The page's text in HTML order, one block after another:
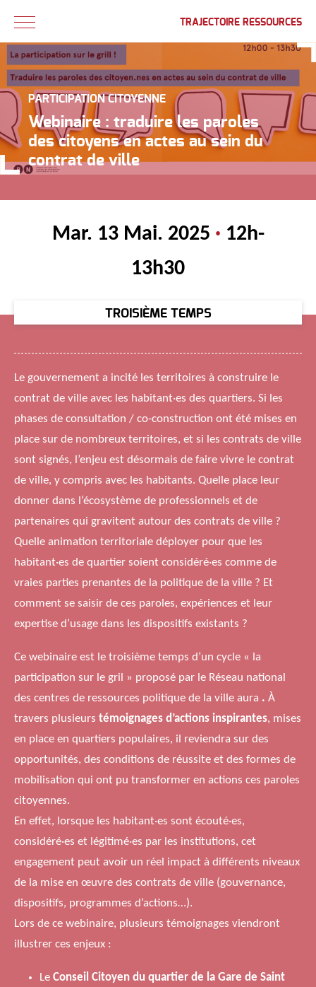
PARTICIPATION CITOYENNE
Webinaire : traduire les paroles
des citoyens en actes au sein du
contrat de ville
Mar. 13 Mai. 2025 · 12h-
13h30
TROISIÈME TEMPS
Le gouvernement a incité les territoires à construire le
contrat de ville avec les habitant·es des quartiers. Si les
phases de consultation / co-construction ont été mises en
place sur de nombreux territoires, et si les contrats de ville
sont signés, l’enjeu est désormais de faire vivre le contrat
de ville, y compris avec les habitants. Quelle place leur
donner dans l’écosystème de professionnels et de
partenaires qui gravitent autour des contrats de ville ?
Quelle animation territoriale déployer pour que les
habitant·es de quartier soient considéré·es comme de
vraies parties prenantes de la politique de la ville ? Et
comment se saisir de ces paroles, expériences et leur
expertise d’usage dans les dispositifs existants ?
Ce webinaire est le troisième temps d’un cycle « la
participation sur le gril » proposé par le Réseau national
des centres de ressources politique de la ville aura . À
travers plusieurs témoignages d’actions inspirantes, mises
en place en quartiers populaires, il reviendra sur des
opportunités, des conditions de réussite et des formes de
mobilisation qui ont pu transformer en actions ces paroles
citoyennes.
En effet, lorsque les habitant·es sont écouté·es,
considéré·es et légitimé·es par les institutions, cet
engagement peut avoir un réel impact à différents niveaux
de la mise en œuvre des contrats de ville (gouvernance,
dispositifs, programmes d’actions…).
Lors de ce webinaire, plusieurs témoignages viendront
illustrer ces enjeux :
Le Conseil Citoyen du quartier de la Gare de Saint
TRAJECTOIRE RESSOURCES